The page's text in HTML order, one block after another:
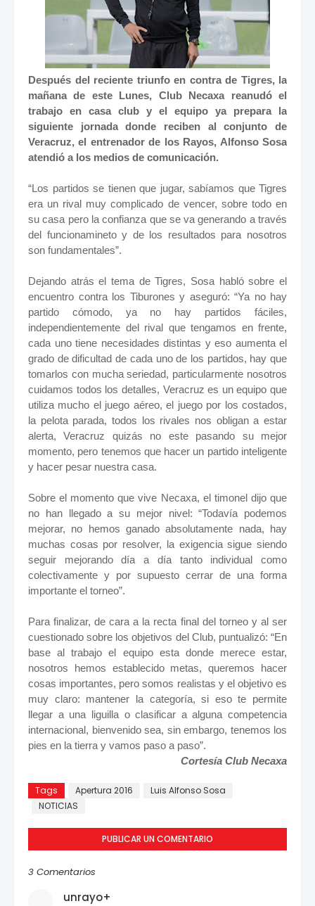
Después del reciente triunfo en contra de Tigres, la
mañana de este Lunes, Club Necaxa reanudó el
trabajo en casa club y el equipo ya prepara la
siguiente jornada donde reciben al conjunto de
Veracruz, el entrenador de los Rayos, Alfonso Sosa
atendió a los medios de comunicación.
“Los partidos se tienen que jugar, sabíamos que Tigres
era un rival muy complicado de vencer, sobre todo en
su casa pero la confianza que se va generando a través
del funcionamineto y de los resultados para nosotros
son fundamentales”.
Dejando atrás el tema de Tigres, Sosa habló sobre el
encuentro contra los Tiburones y aseguró: “Ya no hay
partido cómodo, ya no hay partidos fáciles,
independientemente del rival que tengamos en frente,
cada uno tiene necesidades distintas y eso aumenta el
grado de dificultad de cada uno de los partidos, hay que
tomarlos con mucha seriedad, particularmente nosotros
cuidamos todos los detalles, Veracruz es un equipo que
utiliza mucho el juego aéreo, el juego por los costados,
la pelota parada, todos los rivales nos obligan a estar
alerta, Veracruz quizás no este pasando su mejor
momento, pero tenemos que hacer un partido inteligente
y hacer pesar nuestra casa.
Sobre el momento que vive Necaxa, el timonel dijo que
no han llegado a su mejor nivel: “Todavía podemos
mejorar, no hemos ganado absolutamente nada, hay
muchas cosas por resolver, la exigencia sigue siendo
seguir mejorando día a día tanto individual como
colectivamente y por supuesto cerrar de una forma
importante el torneo”.
Para finalizar, de cara a la recta final del torneo y al ser
cuestionado sobre los objetivos del Club, puntualizó: “En
base al trabajo el equipo esta donde merece estar,
nosotros hemos establecido metas, queremos hacer
cosas importantes, pero somos realistas y el objetivo es
muy claro: mantener la categoría, si eso te permite
llegar a una liguilla o clasificar a alguna competencia
internacional, bienvenido sea, sin embargo, tenemos los
pies en la tierra y vamos paso a paso”.
Cortesía Club Necaxa
Tags Apertura 2016
Luis Alfonso Sosa
NOTICIAS
PUBLICAR UN COMENTARIO
3 Comentarios
unrayo+